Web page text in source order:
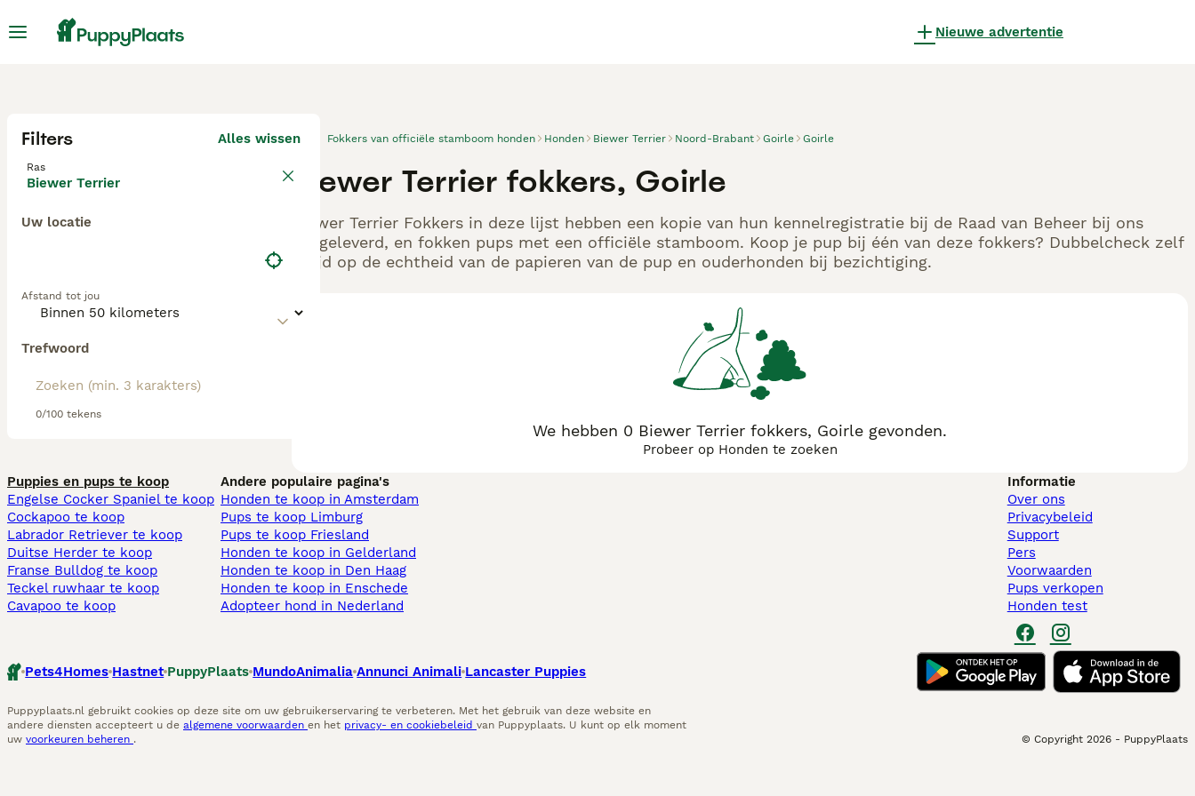
Nieuwe advertentie
Filters Alles wissen
Ras
Biewer Terrier
Uw locatie
Afstand tot jou
Trefwoord
0/100 tekens
Fokkers van officiële stamboom honden Honden Biewer Terrier Noord-Brabant Goirle Goirle
Biewer Terrier fokkers, Goirle
Biewer Terrier Fokkers in deze lijst hebben een kopie van hun kennelregistratie bij de Raad van Beheer bij ons
aangeleverd, en fokken pups met een officiële stamboom. Koop je pup bij één van deze fokkers? Dubbelcheck zelf
altijd op de echtheid van de papieren van de pup en ouderhonden bij bezichtiging.
We hebben 0 Biewer Terrier fokkers, Goirle gevonden.
Probeer op Honden te zoeken
Puppies en pups te koop
Engelse Cocker Spaniel te koop
Cockapoo te koop
Labrador Retriever te koop
Duitse Herder te koop
Franse Bulldog te koop
Teckel ruwhaar te koop
Cavapoo te koop
Andere populaire pagina's
Honden te koop in Amsterdam
Pups te koop Limburg​
Pups te koop Friesland​
Honden te koop in Gelderland
Honden te koop in Den Haag
Honden te koop in Enschede
Adopteer hond in Nederland
Informatie
Over ons
Privacybeleid
Support
Pers
Voorwaarden
Pups verkopen
Honden test
Pets4Homes Hastnet PuppyPlaats MundoAnimalia Annunci Animali Lancaster Puppies
Puppyplaats.nl gebruikt cookies op deze site om uw gebruikerservaring te verbeteren. Met het gebruik van deze website en
andere diensten accepteert u de algemene voorwaarden en het privacy- en cookiebeleid van Puppyplaats. U kunt op elk moment
uw voorkeuren beheren . © Copyright 2026 - PuppyPlaats